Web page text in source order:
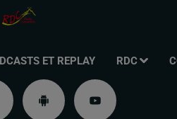
ET REPLAY RDC